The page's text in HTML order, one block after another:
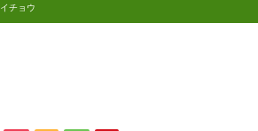
イチョウ